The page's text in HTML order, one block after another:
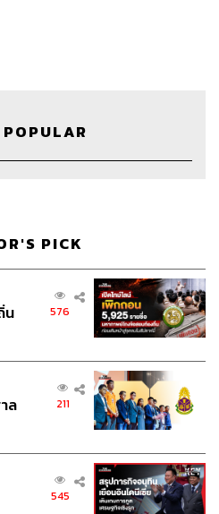
กฤตพล จียะเกียรติ
อภิสิทธิ์​ หรรษาภิรมย์โชค
านนท์
ร์เพียงจันทร์
ร
The Secret Sauce
PICK
น
576
ล
211
545